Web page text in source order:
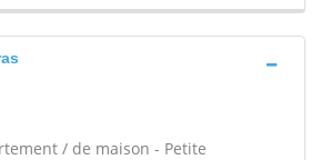
/ de maison - Petite